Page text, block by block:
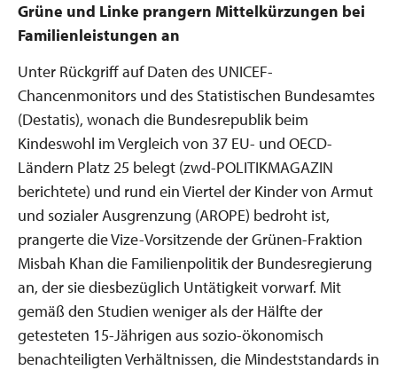
Grüne und Linke prangern Mittelkürzungen bei
Familienleistungen an
Unter Rückgriff auf Daten des UNICEF-
Chancenmonitors und des Statistischen Bundesamtes
(Destatis), wonach die Bundesrepublik beim
Kindeswohl im Vergleich von 37 EU- und OECD-
Ländern Platz 25 belegt (zwd-POLITIKMAGAZIN
berichtete) und rund ein Viertel der Kinder von Armut
und sozialer Ausgrenzung (AROPE) bedroht ist,
prangerte die Vize-Vorsitzende der Grünen-Fraktion
Misbah Khan die Familienpolitik der Bundesregierung
an, der sie diesbezüglich Untätigkeit vorwarf. Mit
gemäß den Studien weniger als der Hälfte der
getesteten 15-Jährigen aus sozio-ökonomisch
benachteiligten Verhältnissen, die Mindeststandards in